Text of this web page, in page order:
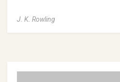
J. K. Rowling